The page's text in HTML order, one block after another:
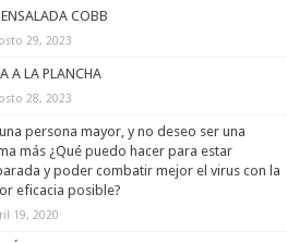
ENSALADA COBB
29, 2023
A LA PLANCHA
28, 2023
persona mayor, y no deseo ser una
más ¿Qué puedo hacer para estar
y poder combatir mejor el virus con la
eficacia posible?
19, 2020